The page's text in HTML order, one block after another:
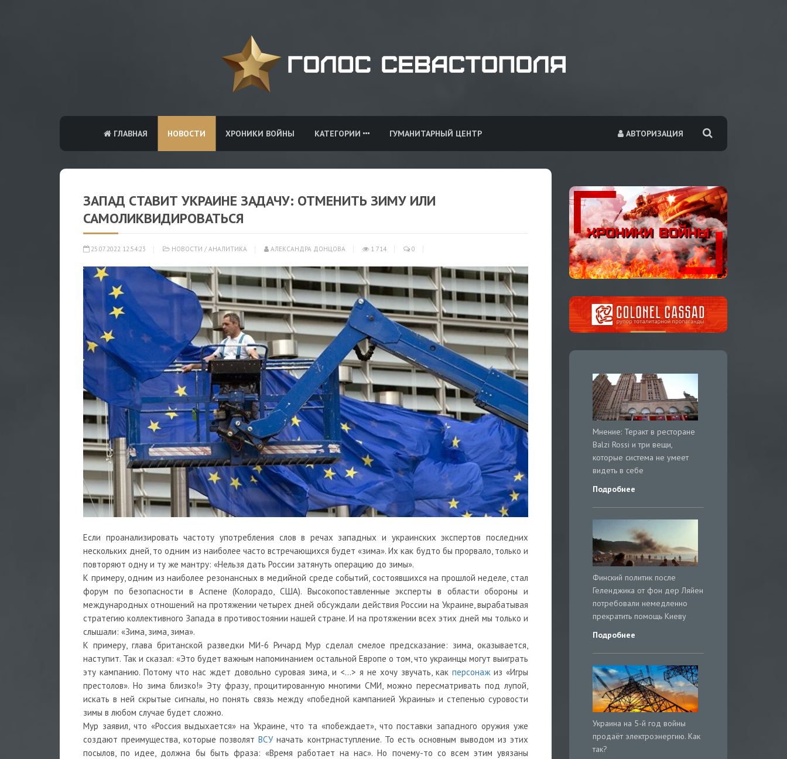
АВТОРИЗАЦИЯ
ГЛАВНАЯ НОВОСТИ ХРОНИКИ ВОЙНЫ КАТЕГОРИИ ГУМАНИТАРНЫЙ ЦЕНТР
ЗАПАД СТАВИТ УКРАИНЕ ЗАДАЧУ: ОТМЕНИТЬ ЗИМУ ИЛИ
САМОЛИКВИДИРОВАТЬСЯ
25.07.2022 12:54:23 НОВОСТИ / АНАЛИТИКА АЛЕКСАНДРА ДОНЦОВА 1 714 0
Если проанализировать частоту употребления слов в речах западных и украинских экспертов последних
нескольких дней, то одним из наиболее часто встречающихся будет «зима». Их как будто бы прорвало, только и
повторяют одну и ту же мантру: «Нельзя дать России затянуть операцию до зимы».
К примеру, одним из наиболее резонансных в медийной среде событий, состоявшихся на прошлой неделе, стал
форум по безопасности в Аспене (Колорадо, США). Высокопоставленные эксперты в области обороны и
международных отношений на протяжении четырех дней обсуждали действия России на Украине, вырабатывая
стратегию коллективного Запада в противостоянии нашей стране. И на протяжении всех этих дней мы только и
слышали: «Зима, зима, зима».
К примеру, глава британской разведки МИ-6 Ричард Мур сделал смелое предсказание: зима, оказывается,
наступит. Так и сказал: «Это будет важным напоминанием остальной Европе о том, что украинцы могут выиграть
эту кампанию. Потому что нас ждет довольно суровая зима, и <…> я не хочу звучать, как персонаж из «Игры
престолов». Но зима близко!» Эту фразу, процитированную многими СМИ, можно пересматривать под лупой,
искать в ней скрытые сигналы, но понять связь между «победной кампанией Украины» и степенью суровости
зимы в любом случае будет сложно.
Мур заявил, что «Россия выдыхается» на Украине, что та «побеждает», что поставки западного оружия уже
создают преимущества, которые позволят ВСУначать контрнаступление. То есть основным выводом из этих
посылов, по идее, должна бы быть фраза: «Время работает на нас». Но почему-то со всем этим увязаны
Мнение: Теракт в ресторане
Balzi Rossi и три вещи,
которые система не умеет
видеть в себе
Подробнее
Финский политик после
Геленджика от фон дер Ляйен
потребовали немедленно
прекратить помощь Киеву
Подробнее
Украина на 5-й год войны
продаёт электроэнергию. Как
так?